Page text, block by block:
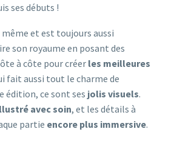
ses débuts !
et est toujours aussi
son royaume en posant des
à côte pour créer les meilleures
fait aussi tout le charme de
édition, ce sont ses jolis visuels.
avec soin, et les détails à
partie encore plus immersive.